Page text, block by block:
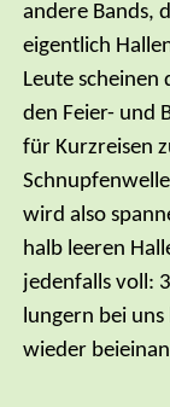
andere Bands,
eigentlich
Leute scheinen
den Feier- und
für Kurzreisen
wird also
halb leeren
jedenfalls voll:
lungern bei
wieder